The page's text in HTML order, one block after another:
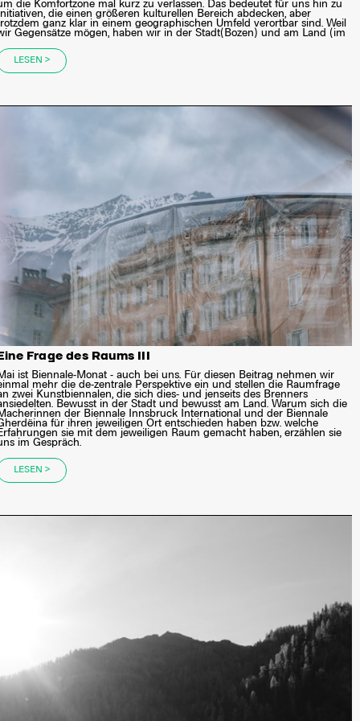
die Komfortzone mal kurz zu verlassen. Das bedeutet für uns hin zu
die einen größeren kulturellen Bereich abdecken, aber
ganz klar in einem geographischen Umfeld verortbar sind. Weil
Gegensätze mögen, haben wir in der Stadt(Bozen) und am Land (im
LESEN >
Frage des Raums III
ist Biennale-Monat - auch bei uns. Für diesen Beitrag nehmen wir
mehr die de-zentrale Perspektive ein und stellen die Raumfrage
zwei Kunstbiennalen, die sich dies- und jenseits des Brenners
Bewusst in der Stadt und bewusst am Land. Warum sich die
der Biennale Innsbruck International und der Biennale
für ihren jeweiligen Ort entschieden haben bzw. welche
sie mit dem jeweiligen Raum gemacht haben, erzählen sie
im Gespräch.
LESEN >